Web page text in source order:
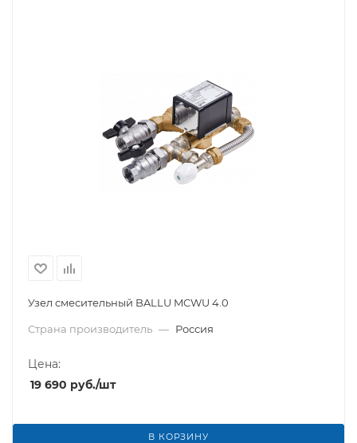
Узел смесительный BALLU MCWU 4.0
Страна производитель — Россия
Цена:
19 690 руб./шт
В КОРЗИНУ